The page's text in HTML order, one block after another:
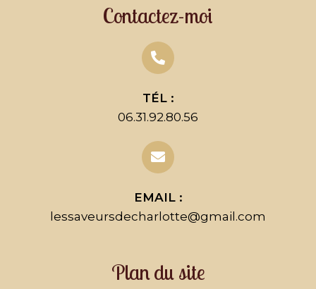
Contactez-moi
TÉL :
06.31.92.80.56
EMAIL :
lessaveursdecharlotte@gmail.com
Plan du site